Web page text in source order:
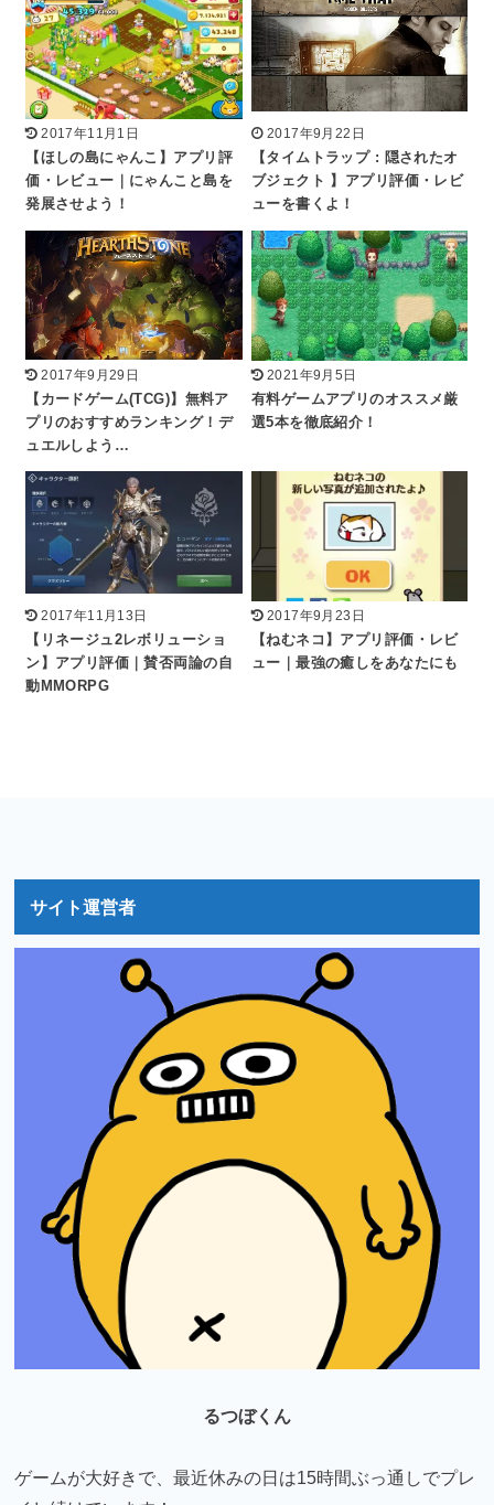
2017年11月1日
【ほしの島にゃんこ】アプリ評
価・レビュー｜にゃんこと島を
発展させよう！
2017年9月22日
【タイムトラップ : 隠されたオ
ブジェクト 】アプリ評価・レビ
ューを書くよ！
2017年9月29日
【カードゲーム(TCG)】無料ア
プリのおすすめランキング！デ
ュエルしよう…
2021年9月5日
有料ゲームアプリのオススメ厳
選5本を徹底紹介！
2017年11月13日
【リネージュ2レボリューショ
ン】アプリ評価｜賛否両論の自
動MMORPG
2017年9月23日
【ねむネコ】アプリ評価・レビ
ュー｜最強の癒しをあなたにも
サイト運営者
るつぼくん
ゲームが大好きで、最近休みの日は15時間ぶっ通しでプレ